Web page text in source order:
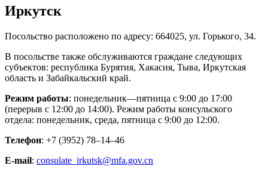
Иркутск
Посольство расположено по адресу: 664025, ул. Горького, 34.
В посольстве также обслуживаются граждане следующих
субъектов: республика Бурятия, Хакасия, Тыва, Иркутская
область и Забайкальский край.
Режим работы: понедельник—пятница с 9:00 до 17:00
(перерыв с 12:00 до 14:00). Режим работы консульского
отдела: понедельник, среда, пятница с 9:00 до 12:00.
Телефон: +7 (3952) 78‒14‒46
Е-mail: consulate_irkutsk@mfa.gov.cn